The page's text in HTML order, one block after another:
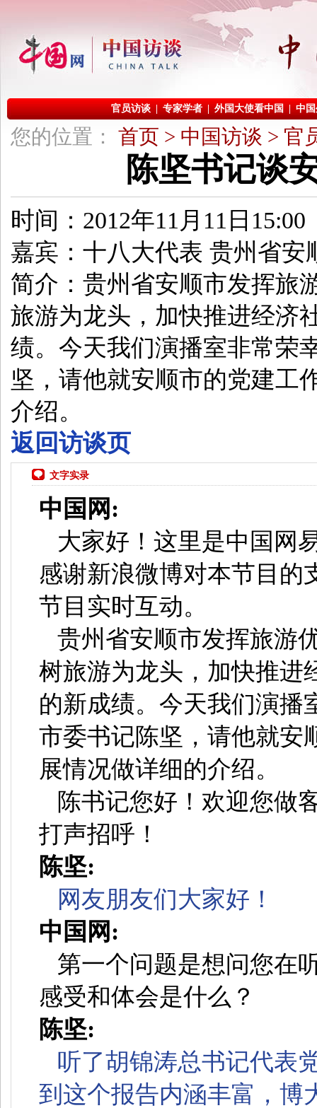
您的位置： 首页 > 中国访谈 > 官
陈坚书记谈
时间：2012年11月11日15:00
嘉宾：十八大代表 贵州省安
简介：贵州省安顺市发挥旅
旅游为龙头，加快推进经济
绩。今天我们演播室非常荣
坚，请他就安顺市的党建工
介绍。
返回访谈页
文字实录
中国网:
大家好！这里是中国网
感谢新浪微博对本节目的
节目实时互动。
贵州省安顺市发挥旅游
树旅游为龙头，加快推进
的新成绩。今天我们演播
市委书记陈坚，请他就安
展情况做详细的介绍。
陈书记您好！欢迎您做
打声招呼！
陈坚:
网友朋友们大家好！
中国网:
第一个问题是想问您在
感受和体会是什么？
陈坚:
听了胡锦涛总书记代表
到这个报告内涵丰富，博